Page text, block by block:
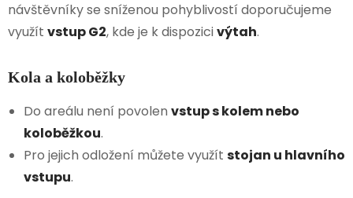
návštěvníky se sníženou pohyblivostí doporučujeme
využít vstup G2, kde je k dispozicivýtah.
Kola a koloběžky
Do areálu není povolen vstup s kolem nebo
koloběžkou.
Pro jejich odložení můžete využít stojan u hlavního
vstupu.